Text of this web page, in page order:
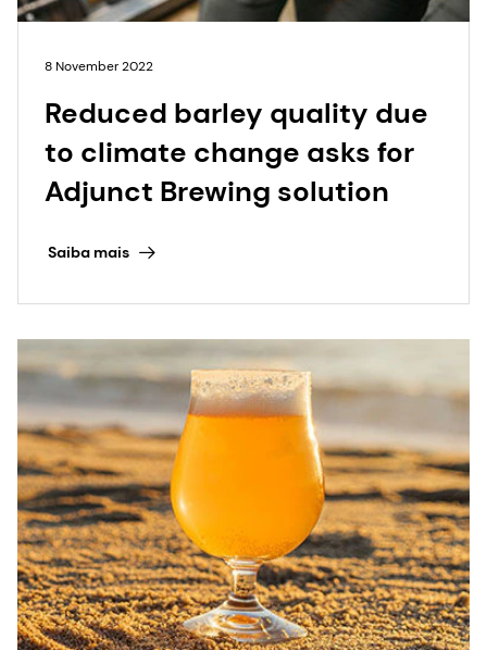
8 November 2022
Reduced barley quality due
to climate change asks for
Adjunct Brewing solution
Saiba mais